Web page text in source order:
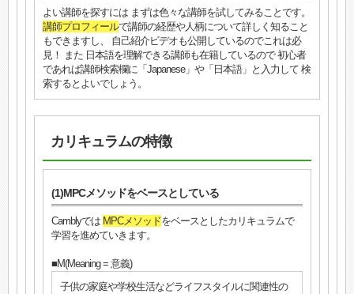
よい講師を探すには まずは色々な講師を試してみることです。
講師プロフィールで講師の経歴や人柄について詳しく知ること
もできますし、 自己紹介ビデオも公開しているのでこれは必
見！ また 日本語を理解できる講師も在籍しているので 初心者
であれば講師検索欄に「Japanese」や「日本語」と入力して 検
索するとよいでしょう。
カリキュラムの特徴
(1)MPCメソッドをベースとしている
Camblyでは MPCメソッドをベースとしたカリキュラムで
学習を進めていきます。
■M(Meaning = 意義)
子供の家庭や学校生活などライフスタイルに関連性の